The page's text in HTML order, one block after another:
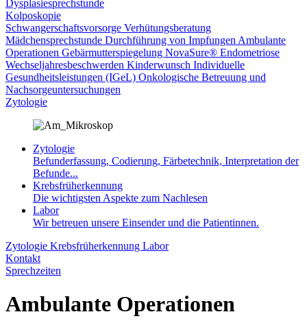
Dysplasiesprechstunde
Kolposkopie
Schwangerschaftsvorsorge Verhütungsberatung
Mädchensprechstunde Durchführung von Impfungen Ambulante
Operationen Gebärmutterspiegelung NovaSure® Endometriose
Wechseljahresbeschwerden Kinderwunsch Individuelle
Gesundheitsleistungen (IGeL) Onkologische Betreuung und
Nachsorgeuntersuchungen
Zytologie
Zytologie
Befunderfassung, Codierung, Färbetechnik, Interpretation der
Befunde...
Krebsfrüherkennung
Die wichtigsten Aspekte zum Nachlesen
Labor
Wir betreuen unsere Einsender und die Patientinnen.
Zytologie Krebsfrüherkennung Labor
Kontakt
Sprechzeiten
Ambulante Operationen